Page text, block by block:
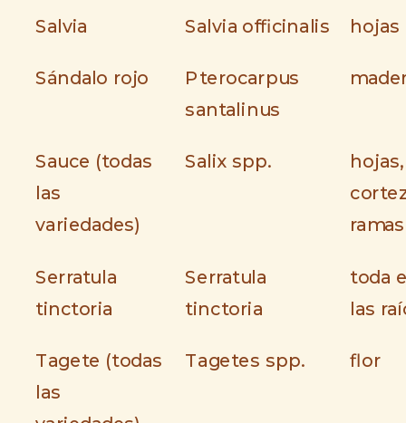
Salvia Salvia officinalis hojas
Sándalo rojo
Pterocarpus
santalinus
Sauce (todas
las
variedades)
Salix spp.
hojas,
ramas
Serratula
tinctoria
Serratula
tinctoria
toda
las
Tagete (todas
las
Tagetes spp. flor